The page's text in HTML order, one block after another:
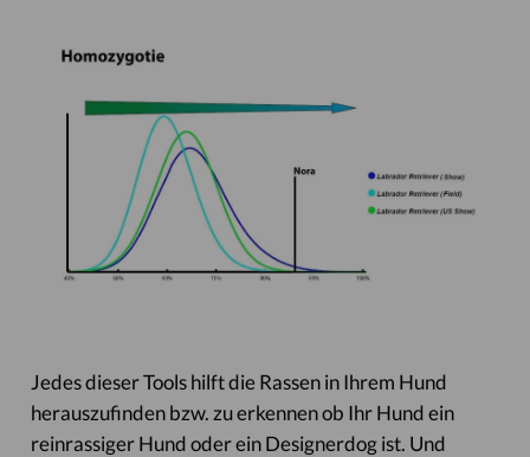
Jedes dieser Tools hilft die Rassen in Ihrem Hund
herauszufinden bzw. zu erkennen ob Ihr Hund ein
reinrassiger Hund oder ein Designerdog ist. Und